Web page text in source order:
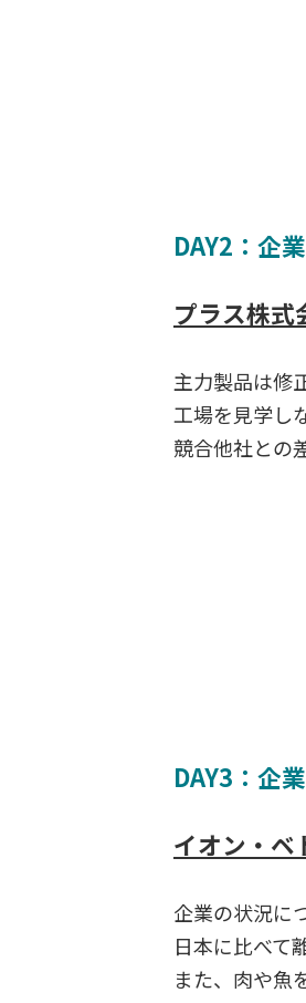
DAY2：企
プラス株
主力製品は修
工場を見学し
競合他社との
DAY3：企
イオン・ベ
企業の状況に
日本に比べて
また、肉や魚